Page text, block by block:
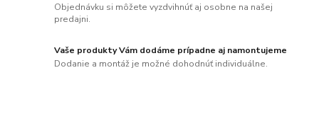
Objednávku si môžete vyzdvihnúť aj osobne na našej
predajni.
Vaše produkty Vám dodáme prípadne aj namontujeme
Dodanie a montáž je možné dohodnúť individuálne.